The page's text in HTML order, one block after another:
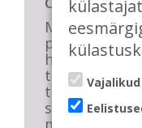
Me
positiivsele
huvitavatele
tantsudele.
talveõhtuses
siis vaatab
meri, mis
Vajalikud